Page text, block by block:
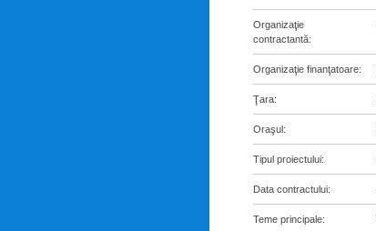
Organizaţie
contractantă:
Organizaţie finanţatoare:
Ţara:
Oraşul:
Tipul proiectului:
Data contractului:
Teme principale: